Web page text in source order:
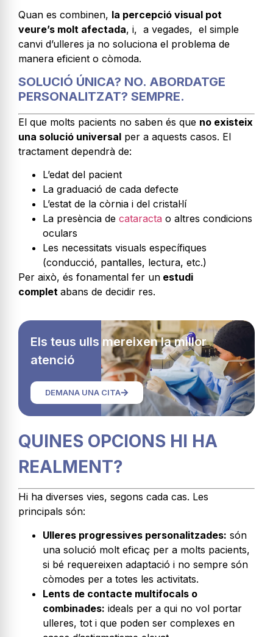
Quan es combinen, la percepció visual pot
veure’s molt afectada, i, a vegades, el simple
canvi d’ulleres ja no soluciona el problema de
manera eficient o còmoda.
SOLUCIÓ ÚNICA? NO. ABORDATGE
PERSONALITZAT? SEMPRE.
El que molts pacients no saben és que no existeix
una solució universal per a aquests casos. El
tractament dependrà de:
L’edat del pacient
La graduació de cada defecte
L’estat de la còrnia i del cristal·lí
La presència de cataracta o altres condicions
oculars
Les necessitats visuals específiques
(conducció, pantalles, lectura, etc.)
Per això, és fonamental fer un estudi
complet abans de decidir res.
Els teus ulls mereixen la millor
atenció
DEMANA UNA CITA
QUINES OPCIONS HI HA
REALMENT?
Hi ha diverses vies, segons cada cas. Les
principals són:
Ulleres progressives personalitzades: són
una solució molt eficaç per a molts pacients,
si bé requereixen adaptació i no sempre són
còmodes per a totes les activitats.
Lents de contacte multifocals o
combinades: ideals per a qui no vol portar
ulleres, tot i que poden ser complexes en